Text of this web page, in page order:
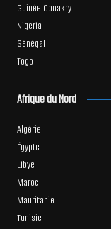
Guinée Conakry
Nigeria
Sénégal
Togo
Afrique du Nord
Algérie
Égypte
Libye
Maroc
Mauritanie
Tunisie